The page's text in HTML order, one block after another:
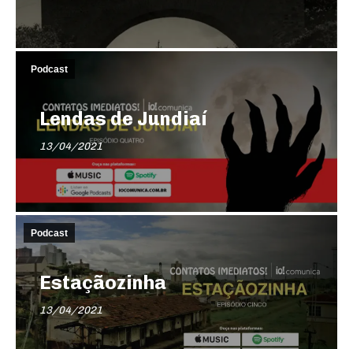
Podcast
Lendas de Jundiaí
13/04/2021
Podcast
Estaçãozinha
13/04/2021